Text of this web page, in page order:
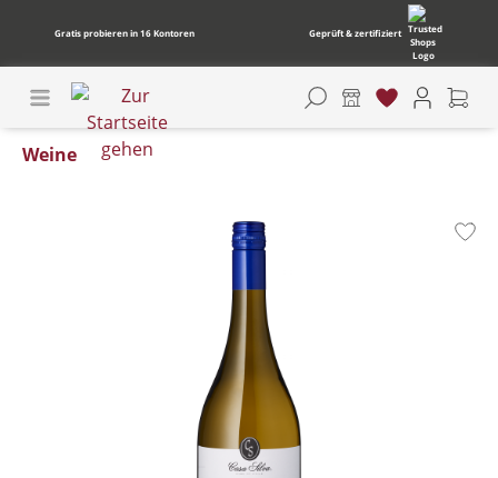
Gratis probieren in 16 Kontoren Geprüft & zertifiziert
Weine